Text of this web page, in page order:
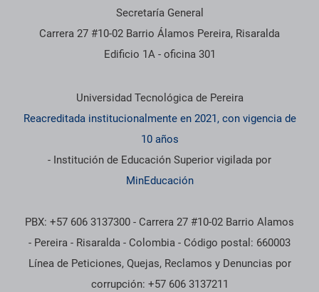
Secretaría General
Carrera 27 #10-02 Barrio Álamos Pereira, Risaralda
Edificio 1A - oficina 301
Información institucional
Universidad Tecnológica de Pereira
Reacreditada institucionalmente en 2021, con vigencia de
10 años
- Institución de Educación Superior vigilada por
MinEducación
PBX: +57 606 3137300 - Carrera 27 #10-02 Barrio Alamos
- Pereira - Risaralda - Colombia - Código postal: 660003
Línea de Peticiones, Quejas, Reclamos y Denuncias por
corrupción: +57 606 3137211